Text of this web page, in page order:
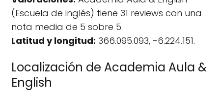
(Escuela de inglés) tiene 31 reviews con una
nota media de 5 sobre 5.
Latitud y longitud: 366.095.093, -6.224.151.
Localización de Academia Aula &
English